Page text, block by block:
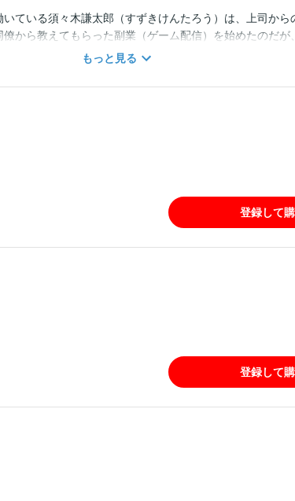
ている須々木謙太郎（すずきけんたろう）は、上司から
から教えてもらった副業（ゲーム配信）を始めたのだが
桁止まり、再生数も数えるほど…収益化さえもできていな
を使い、初の顔出し生配信でその様子を実況している
の中に、筋骨隆々なマッチョメンが！！！？ケモ耳しっ
ブ（？）開幕♪【フィカス】
もっと見る
登録して
登録して